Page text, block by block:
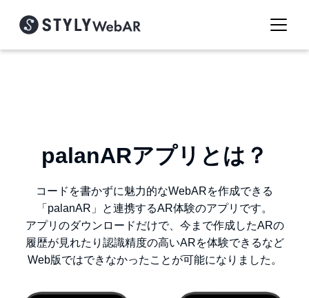
palanARアプリとは？
コードを書かずに魅力的なWebARを作成できる
「palanAR」と連携するAR体験のアプリです。
アプリのダウンロードだけで、今まで作成したARの
履歴が見れたり認識精度の高いARを体験できるなど
Web版ではできなかったことが可能になりました。